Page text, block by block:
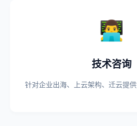
👨‍💻
技术咨询
针对企业出海、上云架构、迁云提供